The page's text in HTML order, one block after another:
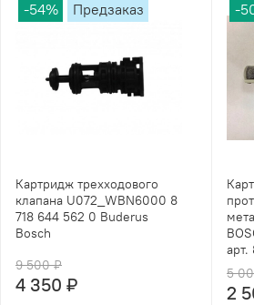
-54% Предзаказ
Картридж трехходового
клапана U072_WBN6000 8
718 644 562 0 Buderus
Bosch
9 500 ₽
4 350 ₽
-
арт.
5
2